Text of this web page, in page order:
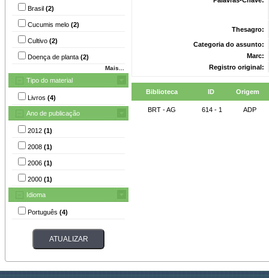
Brasil (2)
Cucumis melo (2)
Cultivo (2)
Doença de planta (2)
Mais...
Tipo do material
Livros (4)
Ano de publicação
2012 (1)
2008 (1)
2006 (1)
2000 (1)
Idioma
Português (4)
Thesagro:
Categoria do assunto:
Marc:
Registro original:
Biblioteca ID Origem
BRT - AG 614 - 1 ADP